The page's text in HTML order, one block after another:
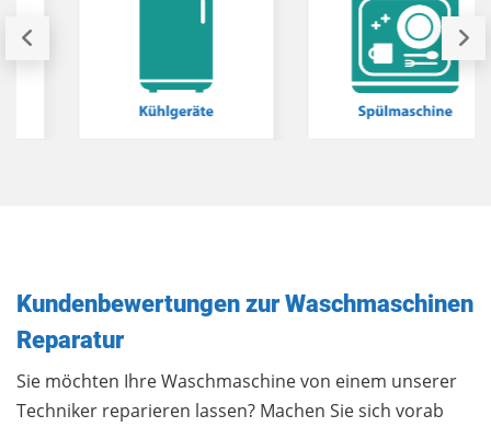
Kundenbewertungen zur Waschmaschinen
Reparatur
Sie möchten Ihre Waschmaschine von einem unserer
Techniker reparieren lassen? Machen Sie sich vorab